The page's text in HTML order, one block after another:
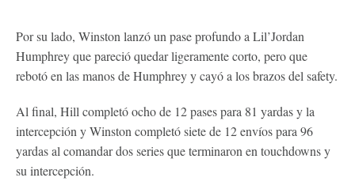
Por su lado, Winston lanzó un pase profundo a Lil’Jordan
Humphrey que pareció quedar ligeramente corto, pero que
rebotó en las manos de Humphrey y cayó a los brazos del safety.
Al final, Hill completó ocho de 12 pases para 81 yardas y la
intercepción y Winston completó siete de 12 envíos para 96
yardas al comandar dos series que terminaron en touchdowns y
su intercepción.